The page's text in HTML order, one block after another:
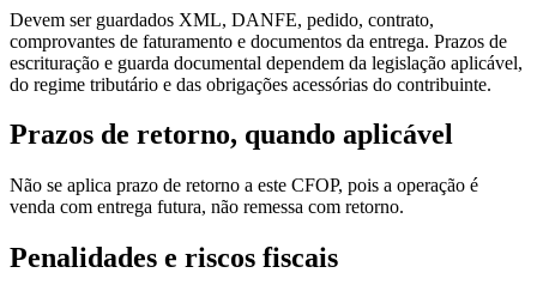
Devem ser guardados XML, DANFE, pedido, contrato,
comprovantes de faturamento e documentos da entrega. Prazos de
escrituração e guarda documental dependem da legislação aplicável,
do regime tributário e das obrigações acessórias do contribuinte.
Prazos de retorno, quando aplicável
Não se aplica prazo de retorno a este CFOP, pois a operação é
venda com entrega futura, não remessa com retorno.
Penalidades e riscos fiscais